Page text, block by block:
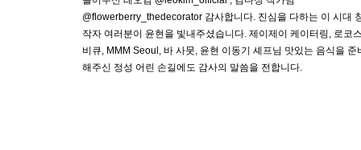
@flowerberry_thedecorator 감사합니다. 진심을 다하는 이 시대
작자 여러분이 윤현을 빛내주셨습니다. 제이제이 케이터링, 로코스
비큐, MMM Seoul, 바 사뭇, 윤현 이동기 셰프님 맛있는 음식을 준
해주신 정성 어린 손길에도 감사의 말씀을 전합니다.